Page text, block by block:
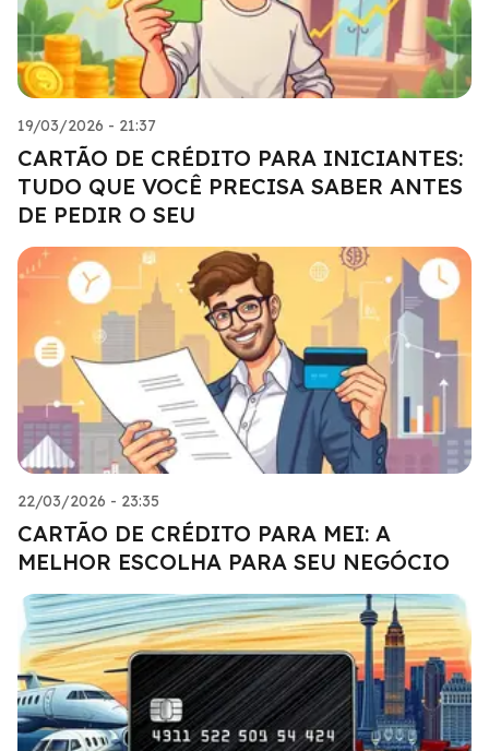
19/03/2026 - 21:37
CARTÃO DE CRÉDITO PARA INICIANTES:
TUDO QUE VOCÊ PRECISA SABER ANTES
DE PEDIR O SEU
22/03/2026 - 23:35
CARTÃO DE CRÉDITO PARA MEI: A
MELHOR ESCOLHA PARA SEU NEGÓCIO